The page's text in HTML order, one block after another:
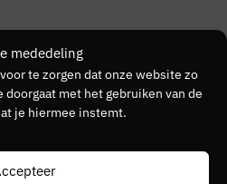
mededeling
te zorgen dat onze website zo
met het gebruiken van de
je hiermee instemt.